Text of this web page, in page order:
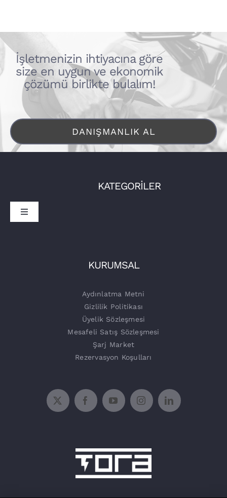
İşletmenizin ihtiyacına göre
size en uygun ve ekonomik
çözümü birlikte bulalım!
DANIŞMANLIK AL
KATEGORİLER
Toggle
KURUMSAL
Aydınlatma Metni
Gizlilik Politikası
Üyelik Sözleşmesi
Mesafeli Satış Sözleşmesi
Şarj Market
Rezervasyon Koşulları